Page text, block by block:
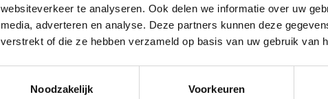
websiteverkeer te analyseren. Ook delen we informatie over uw
media, adverteren en analyse. Deze partners kunnen deze
verstrekt of die ze hebben verzameld op basis van uw gebruik van
Noodzakelijk
Voorkeuren
verbinding verliest enzovoort.
Voorinstellingswaarden worden opgeslagen
uitgeschakeld
Toont Celsius of Fahrenheit
Waterdicht: ja